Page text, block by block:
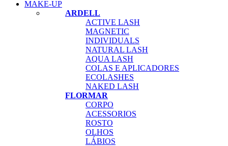
MAKE-UP
ARDELL
ACTIVE LASH
MAGNETIC
INDIVIDUALS
NATURAL LASH
AQUA LASH
COLAS E APLICADORES
ECOLASHES
NAKED LASH
FLORMAR
CORPO
ACESSORIOS
ROSTO
OLHOS
LÁBIOS